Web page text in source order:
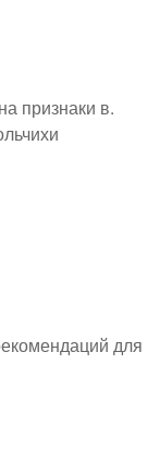
признаки в.
для